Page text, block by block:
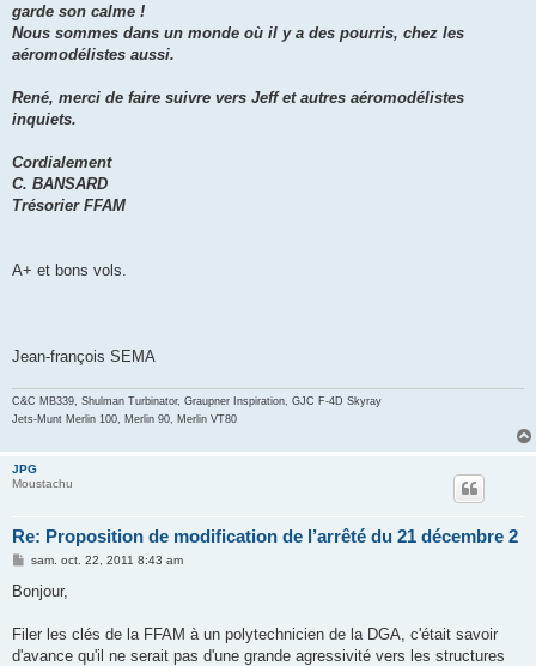
garde son calme !
Nous sommes dans un monde où il y a des pourris, chez les
aéromodélistes aussi.
René, merci de faire suivre vers Jeff et autres aéromodélistes
inquiets.
Cordialement
C. BANSARD
Trésorier FFAM
A+ et bons vols.
Jean-françois SEMA
C&C MB339, Shulman Turbinator, Graupner Inspiration, GJC F-4D Skyray
Jets-Munt Merlin 100, Merlin 90, Merlin VT80
JPG
Moustachu
Re: Proposition de modification de l’arrêté du 21 décembre 2
M
s
g
sam. oct. 22, 2011 8:43 am
Bonjour,
Filer les clés de la FFAM à un polytechnicien de la DGA, c'était savoir
d'avance qu'il ne serait pas d'une grande agressivité vers les structures